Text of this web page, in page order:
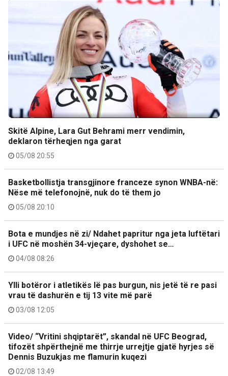
Skitë Alpine, Lara Gut Behrami merr vendimin,
deklaron tërheqjen nga garat
05/08 20:55
Basketbollistja transgjinore franceze synon WNBA-në:
Nëse më telefonojnë, nuk do të them jo
05/08 20:10
Bota e mundjes në zi/ Ndahet papritur nga jeta luftëtari
i UFC në moshën 34-vjeçare, dyshohet se…
04/08 08:26
Ylli botëror i atletikës lë pas burgun, nis jetë të re pasi
vrau të dashurën e tij 13 vite më parë
03/08 12:05
Video/ “Vritini shqiptarët”, skandal në UFC Beograd,
tifozët shpërthejnë me thirrje urrejtje gjatë hyrjes së
Dennis Buzukjas me flamurin kuqezi
02/08 13:49